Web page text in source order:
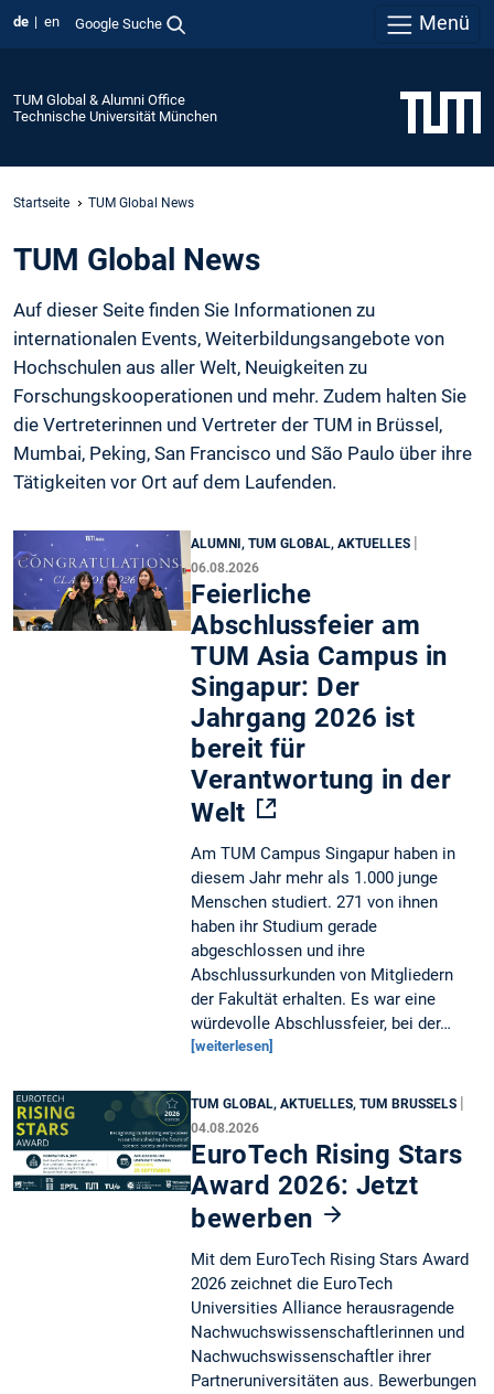
de en Google Suche Menü
TUM Global & Alumni Office
Technische Universität München
Startseite TUM Global News
TUM Global News
Auf dieser Seite finden Sie Informationen zu
internationalen Events, Weiterbildungsangebote von
Hochschulen aus aller Welt, Neuigkeiten zu
Forschungskooperationen und mehr. Zudem halten Sie
die Vertreterinnen und Vertreter der TUM in Brüssel,
Mumbai, Peking, San Francisco und São Paulo über ihre
Tätigkeiten vor Ort auf dem Laufenden.
ALUMNI, TUM GLOBAL, AKTUELLES |
06.08.2026
Feierliche
Abschlussfeier am
TUM Asia Campus in
Singapur: Der
Jahrgang 2026 ist
bereit für
Verantwortung in der
Welt
Am TUM Campus Singapur haben in
diesem Jahr mehr als 1.000 junge
Menschen studiert. 271 von ihnen
haben ihr Studium gerade
abgeschlossen und ihre
Abschlussurkunden von Mitgliedern
der Fakultät erhalten. Es war eine
würdevolle Abschlussfeier, bei der…
[weiterlesen]
TUM GLOBAL, AKTUELLES, TUM BRUSSELS |
04.08.2026
EuroTech Rising Stars
Award 2026: Jetzt
bewerben
Mit dem EuroTech Rising Stars Award
2026 zeichnet die EuroTech
Universities Alliance herausragende
Nachwuchswissenschaftlerinnen und
Nachwuchswissenschaftler ihrer
Partneruniversitäten aus. Bewerbungen